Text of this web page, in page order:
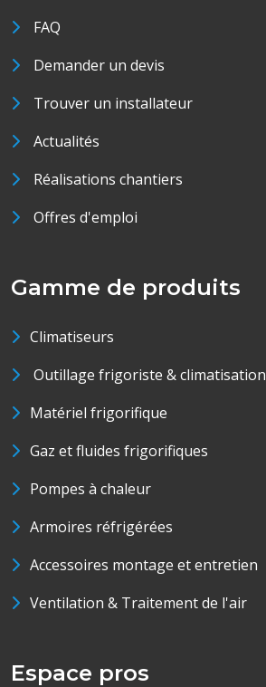
FAQ
Demander un devis
Trouver un installateur
Actualités
Réalisations chantiers
Offres d'emploi
Gamme de produits
Climatiseurs
Outillage frigoriste & climatisation
Matériel frigorifique
Gaz et fluides frigorifiques
Pompes à chaleur
Armoires réfrigérées
Accessoires montage et entretien
Ventilation & Traitement de l'air
Espace pros